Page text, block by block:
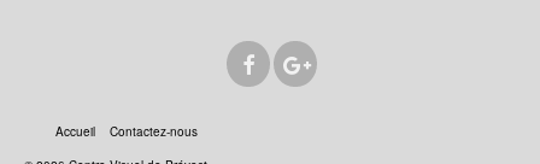
Accueil
Contactez-nous